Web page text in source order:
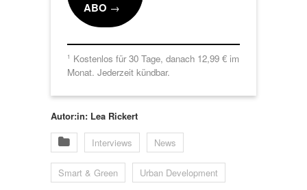
ABO →
1 Kostenlos für 30 Tage, danach 12,99 € im
Monat. Jederzeit kündbar.
Autor:in: Lea Rickert
Interviews News
Smart & Green Urban Development